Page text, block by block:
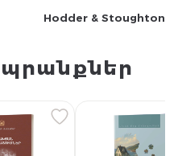
Hodder & Stoughton